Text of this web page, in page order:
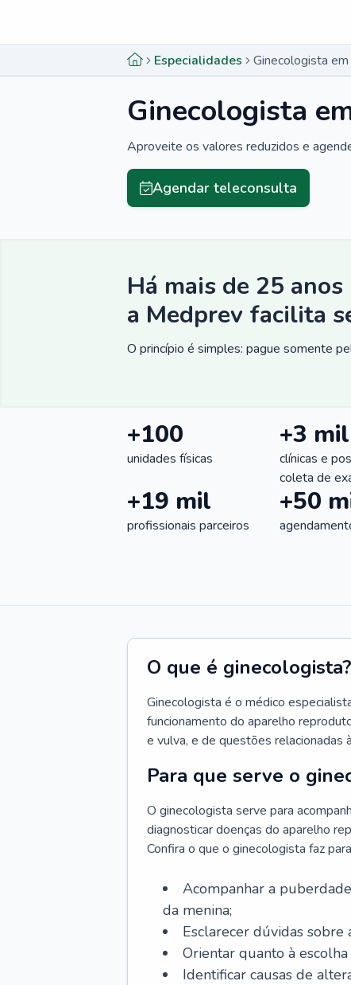
Especialidades Ginecologista
Ginecologista
Aproveite os valores reduzidos e
Agendar teleconsulta
Há mais de 25 anos
a Medprev facilita
O princípio é simples: pague somente
+100
unidades físicas
+3 mil
clínicas e
coleta de
+19 mil
profissionais parceiros
+50
O que é ginecologista?
Ginecologista é o médico
funcionamento do aparelho
e vulva, e de questões relacionadas
Para que serve o
O ginecologista serve para
diagnosticar doenças do aparelho
Confira o que o ginecologista faz
Acompanhar a
da menina;
Esclarecer dúvidas sobre
Orientar quanto à
Identificar causas de